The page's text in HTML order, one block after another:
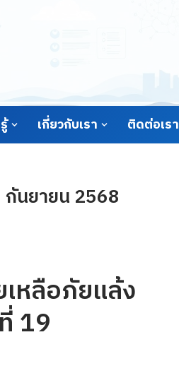
เกี่ยวกับเรา ติดต่อเรา
กันยายน 2568
หลือภัยแล้ง
19